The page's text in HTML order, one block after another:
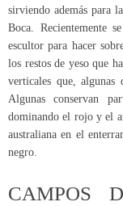
sirviendo además para
Boca. Recientemente
escultor para hacer
los restos de yeso que
verticales que,
Algunas conservan
dominando el rojo y el
australiana en el
negro.
CAMPOS